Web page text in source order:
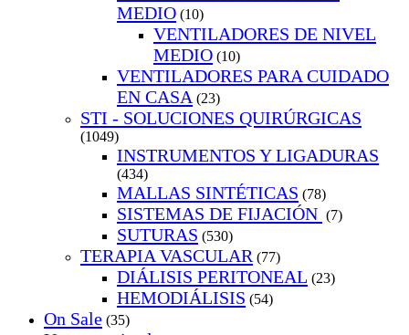
MEDIO (10)
VENTILADORES DE NIVEL
MEDIO (10)
VENTILADORES PARA CUIDADO
EN CASA (23)
STI - SOLUCIONES QUIRÚRGICAS
(1049)
INSTRUMENTOS Y LIGADURAS
(434)
MALLAS SINTÉTICAS (78)
SISTEMAS DE FIJACIÓN (7)
SUTURAS (530)
TERAPIA VASCULAR (77)
DIÁLISIS PERITONEAL (23)
HEMODIÁLISIS (54)
On Sale (35)